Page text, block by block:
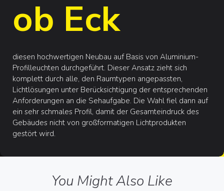
ob Eck
diesen hochwertigen Neubau auf Basis von Aluminium-
Profilleuchten durchgeführt. Dieser Ansatz zieht sich
komplett durch alle, den Raumtypen angepassten,
Lichtlösungen unter Berücksichtigung der entsprechenden
Anforderungen an die Sehaufgabe. Die Wahl fiel dann auf
ein sehr schmales Profil, damit der Gesamteindruck des
Gebäudes nicht von großformatigen Lichtprodukten
gestört wird.
You Might Also Like